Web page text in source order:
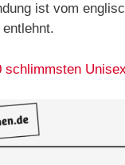
ist vom
schlimmsten